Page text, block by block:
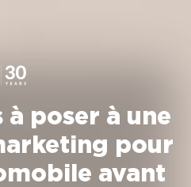
à poser à une
pour
avant